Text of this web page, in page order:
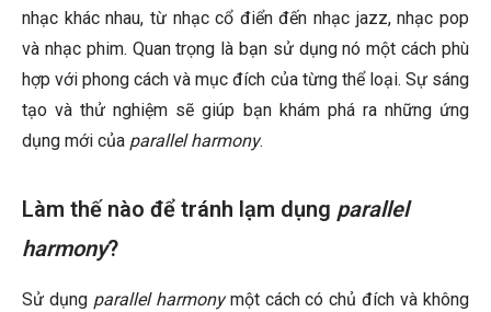
nhạc khác nhau, từ nhạc cổ điển đến nhạc jazz, nhạc pop
và nhạc phim. Quan trọng là bạn sử dụng nó một cách phù
hợp với phong cách và mục đích của từng thể loại. Sự sáng
tạo và thử nghiệm sẽ giúp bạn khám phá ra những ứng
dụng mới của parallel harmony.
Làm thế nào để tránh lạm dụng parallel
harmony?
Sử dụng parallel harmonymột cách có chủ đích và không